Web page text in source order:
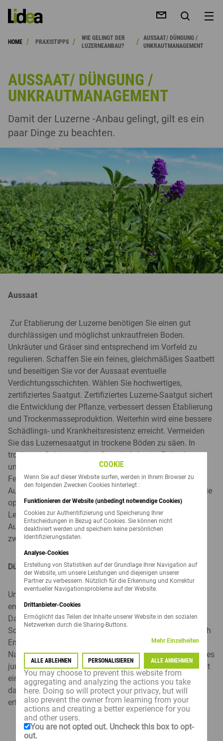
HOME / PRAXISTIPPS /
WIE GELINGT DER
LUZERNEANBAU?
/
AUSSAAT/ DÜNGUNG /
UNKRAUTMANAGEMENT
AUSSAAT/ DÜNGUNG /
UNKRAUTMANAGEMENT
Damit der Luzerne -Anbau gelingt, gilt es ein
paar Dinge zu beachten.
Aussaat
Zur Etablierung der Luzerne benötigen Sie einen gut
durchlässigen und möglichst unkrautfreien Boden.
Unkräuter und Gräser sind entsprechend im Vorfeld zu
regulieren. Schaffen Sie ein feines, gleichmäßiges Saatbett
und beseitigen Sie vor der Aussaat eventuelle
Verdichtungsschichten. Wählen Sie hochwertiges,
zertifiziertes Saatgut. Zertifiziertes Luzerne-Saatgut sichert
die Entwicklung der Pflanze, verbessert dessen Etablierung
und Trockenmasseproduktion. Weiterhin wird eine bessere
Schädlings- und Krankheitsresistenz erreicht. Vermeiden
Sie das Luzernesaatgut in trockene Böden zu säen. In
trockenen Gebieten sähen Sie möglichst im Frühjahr aus,
um sicherzustellen, dass die Keimlinge ausreichend
Feuchtigkeit für eine erfolgreiche Etablierung haben. Die
Aussaattiefe sollte dabei zwei cm nicht unterschreiten. Die
optimale Ablagetiefe beträgt 6 - 12 mm auf Ton- und
Lehmböden, sowie 12 - 20 mm auf Sand. Die
Aussaatmenge sollte abhängig von Sorte und Beize
zwischen 20 - 30 kg/ha betragen.
Düngung
Um die höchsten Trockenmasseerträge zu erzielen,
empfiehlt sich eine Unterstützung mittels Düngergaben.
Dabei empfiehlt sich eine Düngung nach dem ersten
Schnitt im Frühjahr und nach jedem zweiten Schnitt (nach
Entzug - siehe Tabelle). Der beste Zeitpunkt für die
Nachdüngung ist direkt nach der Ernte, um Ätzschäden des
jungen Aufwuchses zu mindern. Vermeiden Sie unbedingt
eine Düngung auf feuchte Laubblätter da die Luzerne
darauf sehr sensibel reagieren kann. Stickstoff ist nicht
erforderlich, sobald die Rhizobien aktiv sind.
COOKIE
Wenn Sie auf dieser Website surfen, werden in Ihrem Browser zu
den folgenden Zwecken Cookies hinterlegt :
Funktionieren der Website (unbedingt notwendige Cookies)
Cookies zur Authentifizierung und Speicherung Ihrer
Entscheidungen in Bezug auf Cookies. Sie können nicht
deaktiviert werden und speichern keine persönlichen
Identifizierungsdaten.
Analyse-Cookies
Erstellung von Statistiken auf der Grundlage Ihrer Navigation auf
der Website, um unsere Leistungen und diejenigen unserer
Partner zu verbessern. Nützlich für die Erkennung und Korrektur
eventueller Navigationsprobleme auf der Website.
Drittanbieter-Cookies
Ermöglicht das Teilen der Inhalte unserer Website in den sozialen
Netzwerken durch die Sharing-Buttons.
Mehr Einzelheiten
ALLE ABLEHNEN PERSONALISIEREN ALLE ANNEHMEN
You may choose to prevent this website from
aggregating and analyzing the actions you take
here. Doing so will protect your privacy, but will
also prevent the owner from learning from your
actions and creating a better experience for you
and other users.
You are not opted out. Uncheck this box to opt-
out.